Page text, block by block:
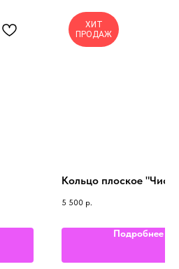
ХИТ
ПРОДАЖ
Кольцо плоское
5 500 р.
Подробнее